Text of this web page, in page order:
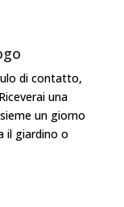
di contatto,
una
un giorno
il giardino o